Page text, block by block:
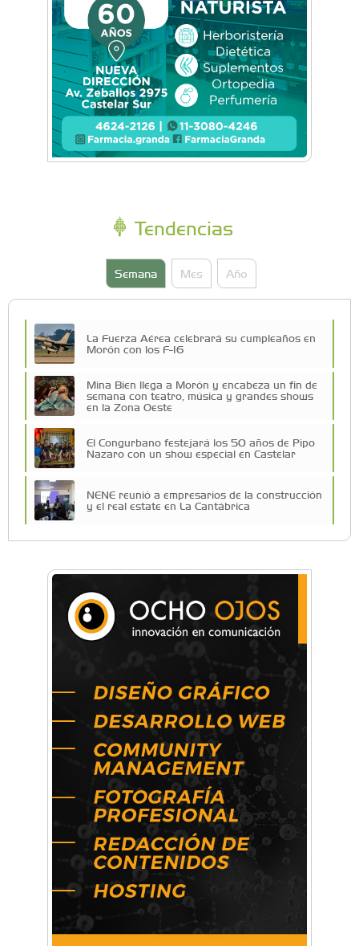
Tendencias
Semana Mes Año
La Fuerza Aérea celebrará su cumpleaños en
Morón con los F-16
Mina Bien llega a Morón y encabeza un fin de
semana con teatro, música y grandes shows
en la Zona Oeste
El Congurbano festejará los 50 años de Pipo
Nazaro con un show especial en Castelar
NENE reunió a empresarios de la construcción
y el real estate en La Cantábrica
La primera vez que Eva Perón voló en avión lo
hizo desde Morón
Mariana Croce: "Hoy las empresas necesitan
un asesoramiento integral para crecer con
Música, teatro, yoga, danza y mucho más:
Conocé todos los talleres para aprender y
disfrutar en la Zona Oeste